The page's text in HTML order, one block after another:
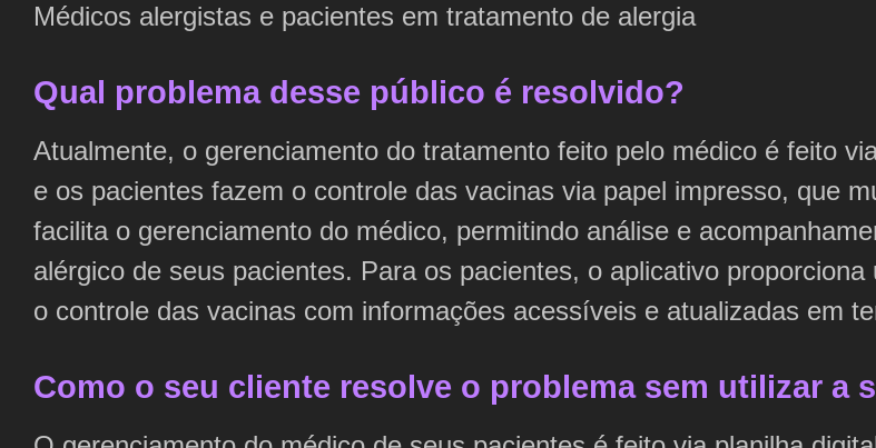
Médicos alergistas e pacientes em tratamento de alergia
Qual problema desse público é resolvido?
Atualmente, o gerenciamento do tratamento feito pelo médico é feito
e os pacientes fazem o controle das vacinas via papel impresso, que
facilita o gerenciamento do médico, permitindo análise e
alérgico de seus pacientes. Para os pacientes, o aplicativo
o controle das vacinas com informações acessíveis e atualizadas em
Como o seu cliente resolve o problema sem utilizar a